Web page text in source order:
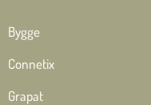
Bygge
Connetix
Grapat